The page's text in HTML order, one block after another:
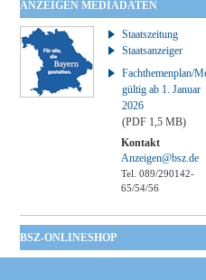
ANZEIGEN MEDIADATEN
Staatszeitung
Staatsanzeiger
Fachthemenplan/
gültig ab 1. Januar
2026
(PDF 1,5 MB)
Kontakt
Anzeigen@bsz.de
Tel. 089/290142-
65/54/56
BSZ-ONLINESHOP